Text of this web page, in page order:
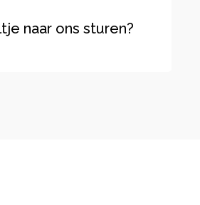
naar ons sturen?